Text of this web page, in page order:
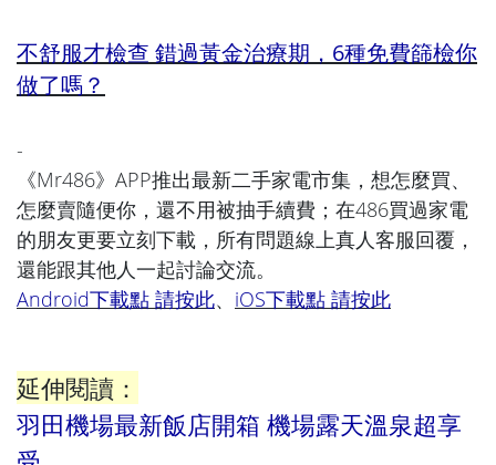
不舒服才檢查 錯過黃金治療期，6種免費篩檢你
做了嗎？
-
《Mr486》APP推出最新二手家電市集，想怎麼買、
怎麼賣隨便你，還不用被抽手續費；在486買過家電
的朋友更要立刻下載，所有問題線上真人客服回覆，
還能跟其他人一起討論交流。
Android下載點 請按此、 iOS下載點 請按此
延伸閱讀：
羽田機場最新飯店開箱 機場露天溫泉超享